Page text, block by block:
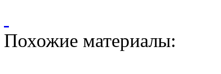
Похожие материалы: